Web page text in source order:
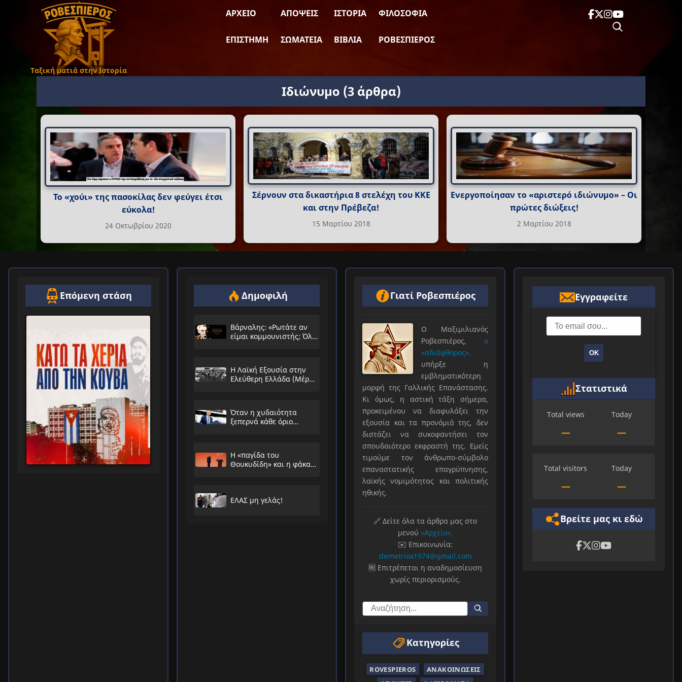
Ταξική ματιά στην Ιστορία
ΑΡΧΕΊΟ ΑΠΌΨΕΙΣ ΙΣΤΟΡΊΑ ΦΙΛΟΣΟΦΊΑ
ΕΠΙΣΤΉΜΗ ΣΩΜΑΤΕΊΑ ΒΙΒΛΊΑ ΡΟΒΕΣΠΙΈΡΟΣ
Ιδιώνυμο (3 άρθρα)
Το «χούι» της πασοκίλας δεν φεύγει έτσι
εύκολα!
24 Οκτωβρίου 2020
Σέρνουν στα δικαστήρια 8 στελέχη του ΚΚΕ
και στην Πρέβεζα!
15 Μαρτίου 2018
Ενεργοποίησαν το «αριστερό ιδιώνυμο» – Οι
πρώτες διώξεις!
2 Μαρτίου 2018
Επόμενη στάση Δημοφιλή
Βάρναλης: «Ρωτάτε αν
είμαι κομμουνιστής; Όλο
Η Λαϊκή Εξουσία στην
Ελεύθερη Ελλάδα (Μέρος
Όταν η χυδαιότητα
ξεπερνά κάθε όριο…
Η «παγίδα του
Θουκυδίδη» και η φάκα
ΕΛΑΣ μη γελάς!
Γιατί Ροβεσπιέρος
Ο Μαξιμιλιανός
Ροβεσπιέρος, ο
«αδιάφθορος»,
υπήρξε η
εμβληματικότερη
μορφή της Γαλλικής Επανάστασης.
Κι όμως, η αστική τάξη σήμερα,
προκειμένου να διαφυλάξει την
εξουσία και τα προνόμιά της, δεν
διστάζει να συκοφαντήσει τον
σπουδαιότερο εκφραστή της. Εμείς
τιμούμε τον άνθρωπο-σύμβολο
επαναστατικής επαγρύπνησης,
λαϊκής νομιμότητας και πολιτικής
ηθικής.
🔗 Δείτε όλα τα άρθρα μας στο
μενού «Αρχείο».
✉️ Επικοινωνία:
demetriox1974@gmail.com
🆓 Επιτρέπεται η αναδημοσίευση
χωρίς περιορισμούς.
Κατηγορίες
ROVESPIEROS
ΑΝΑΚΟΙΝΏΣΕΙΣ
Εγγραφείτε
ΟΚ
Στατιστικά
Total views
—
Today
—
Total visitors
—
Today
—
Βρείτε μας κι εδώ